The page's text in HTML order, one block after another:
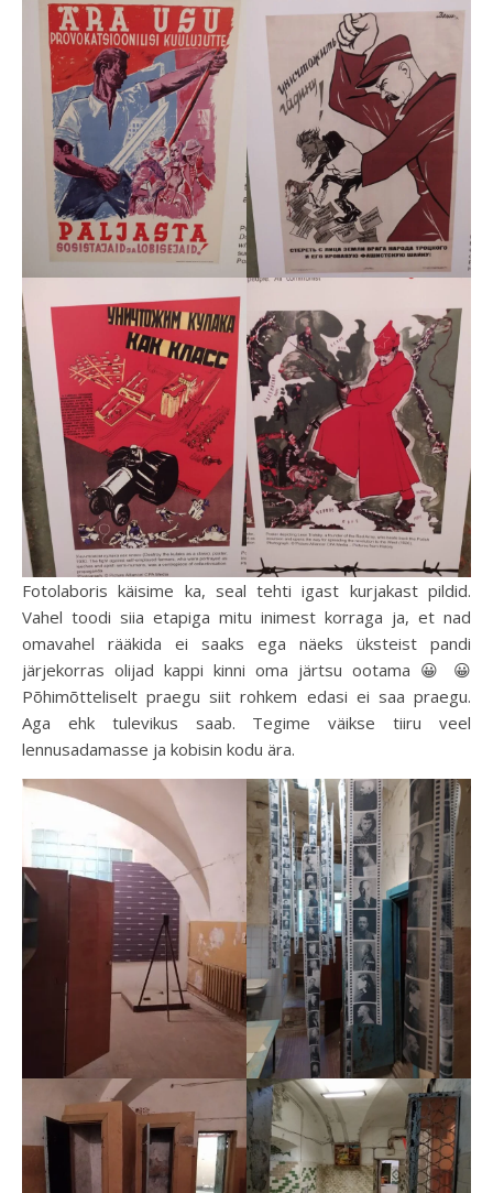
Fotolaboris käisime ka, seal tehti igast kurjakast pildid.
Vahel toodi siia etapiga mitu inimest korraga ja, et nad
omavahel rääkida ei saaks ega näeks üksteist pandi
järjekorras olijad kappi kinni oma järtsu ootama 😀 😀
Põhimõtteliselt praegu siit rohkem edasi ei saa praegu.
Aga ehk tulevikus saab. Tegime väikse tiiru veel
lennusadamasse ja kobisin kodu ära.